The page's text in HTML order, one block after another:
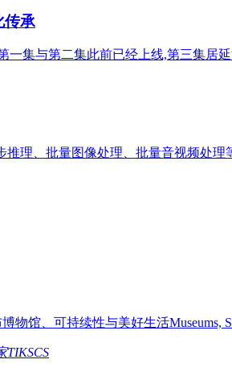
传承
集与第二集此前已经上线,第三集居
理、批量图像处理、批量音视频处
馆、可持续性与美好生活Museums,